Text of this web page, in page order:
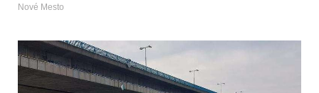
Nové Mesto